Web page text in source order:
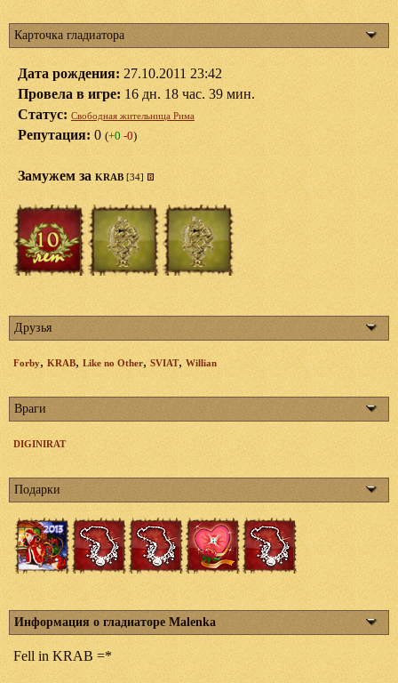
Карточка гладиатора
Дата рождения: 27.10.2011 23:42
Провела в игре: 16 дн. 18 час. 39 мин.
Статус: Свободная жительница Рима
Репутация: 0 (+0 -0)
Замужем за KRAB [34]
Друзья
Forby, KRAB, Like no Other, SVIAT, Willian
Враги
DIGINIRAT
Подарки
Информация о гладиаторе Malenka
Fell in KRAB =*